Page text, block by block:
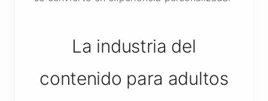
La industria del
contenido para adultos